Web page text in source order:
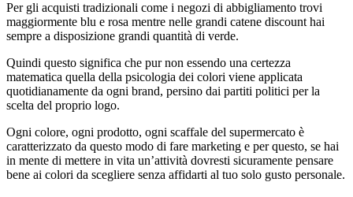
Per gli acquisti tradizionali come i negozi di abbigliamento trovi
maggiormente blu e rosa mentre nelle grandi catene discount hai
sempre a disposizione grandi quantità di verde.
Quindi questo significa che pur non essendo una certezza
matematica quella della psicologia dei colori viene applicata
quotidianamente da ogni brand, persino dai partiti politici per la
scelta del proprio logo.
Ogni colore, ogni prodotto, ogni scaffale del supermercato è
caratterizzato da questo modo di fare marketing e per questo, se hai
in mente di mettere in vita un’attività dovresti sicuramente pensare
bene ai colori da scegliere senza affidarti al tuo solo gusto personale.